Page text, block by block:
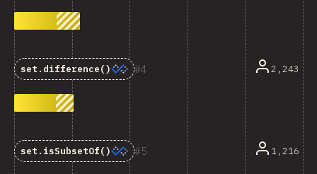
4
set.difference() 2,243
5
set.isSubsetOf() 1,216